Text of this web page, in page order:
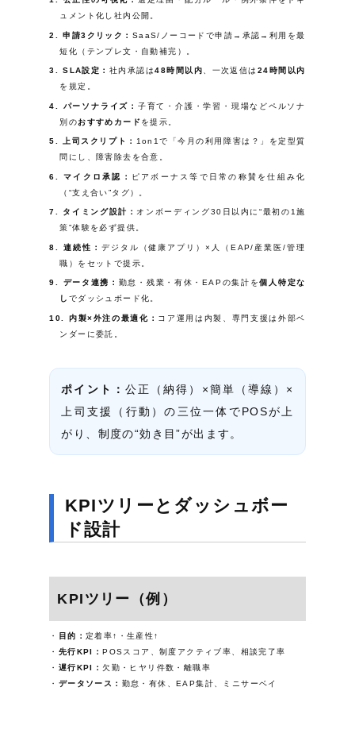
ュメント化し社内公開。
申請3クリック： SaaS/ノーコードで申請→承認→利用を最
短化（テンプレ文・自動補完）。
SLA設定： 社内承認は48時間以内、一次返信は 24時間以内
を規定。
パーソナライズ： 子育て・介護・学習・現場などペルソナ
別のおすすめカード を提示。
上司スクリプト： 1on1で「今月の利用障害は？」を定型質
問にし、障害除去を合意。
マイクロ承認：
ピアボーナス等で日常の称賛を仕組み化
（“支え合い”タグ）。
タイミング設計：オンボーディング30日以内に“最初の1施
策”体験を必ず提供。
連続性： デジタル（健康アプリ）×人（EAP/産業医/管理
職）をセットで提示。
データ連携： 勤怠・残業・有休・EAPの集計を個人特定な
し でダッシュボード化。
内製×外注の最適化： コア運用は内製、専門支援は外部ベ
ンダーに委託。
ポイント： 公正（納得）×簡単（導線）×
上司支援（行動）の三位一体でPOSが上
がり、制度の“効き目”が出ます。
KPIツリーとダッシュボー
ド設計
KPIツリー（例）
目的： 定着率↑・生産性↑
先行KPI： POSスコア、制度アクティブ率、相談完了率
遅行KPI： 欠勤・ヒヤリ件数・離職率
データソース： 勤怠・有休、EAP集計、ミニサーベイ